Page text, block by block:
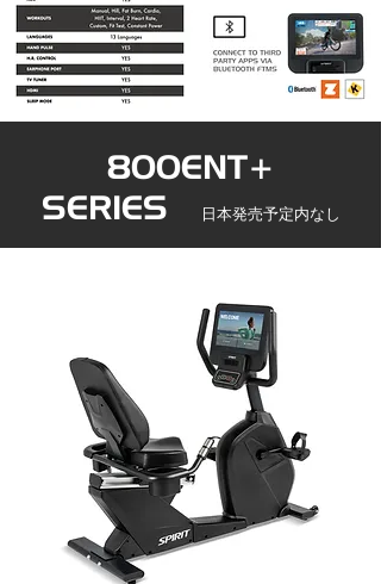
800ENT+
SERIES
日本発売予定内なし